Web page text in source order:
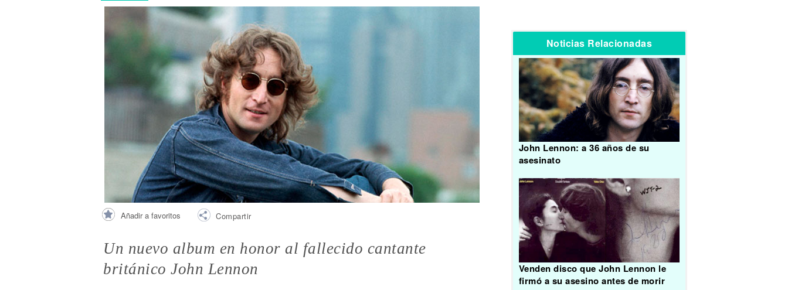
Añadir a favoritos Compartir
Un nuevo album en honor al fallecido cantante
británico John Lennon
Noticias Relacionadas
John Lennon: a 36 años de su
asesinato
Venden disco que John Lennon le
firmó a su asesino antes de morir